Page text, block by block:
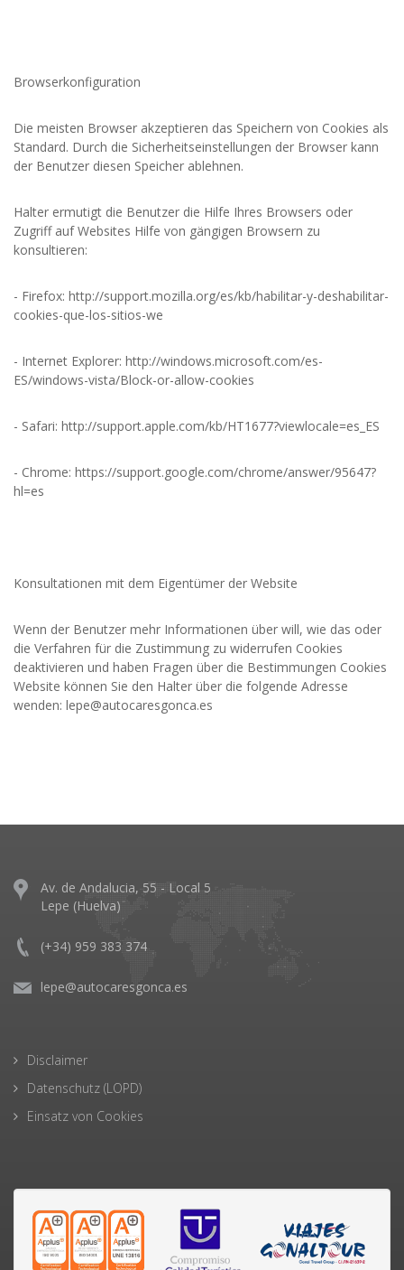
Browserkonfiguration
Die meisten Browser akzeptieren das Speichern von Cookies als
Standard. Durch die Sicherheitseinstellungen der Browser kann
der Benutzer diesen Speicher ablehnen.
Halter ermutigt die Benutzer die Hilfe Ihres Browsers oder
Zugriff auf Websites Hilfe von gängigen Browsern zu
konsultieren:
- Firefox: http://support.mozilla.org/es/kb/habilitar-y-deshabilitar-
cookies-que-los-sitios-we
- Internet Explorer: http://windows.microsoft.com/es-
ES/windows-vista/Block-or-allow-cookies
- Safari: http://support.apple.com/kb/HT1677?viewlocale=es_ES
- Chrome: https://support.google.com/chrome/answer/95647?
hl=es
Konsultationen mit dem Eigentümer der Website
Wenn der Benutzer mehr Informationen über will, wie das oder
die Verfahren für die Zustimmung zu widerrufen Cookies
deaktivieren und haben Fragen über die Bestimmungen Cookies
Website können Sie den Halter über die folgende Adresse
wenden: lepe@autocaresgonca.es
Av. de Andalucia, 55 - Local 5
Lepe (Huelva)
(+34) 959 383 374
lepe@autocaresgonca.es
Disclaimer
Datenschutz (LOPD)
Einsatz von Cookies